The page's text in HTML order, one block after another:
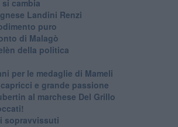
cambia
Landini Renzi
puro
di Malagò
della politica
per le medaglie di Mameli
e grande passione
al marchese Del Grillo
sopravvissuti